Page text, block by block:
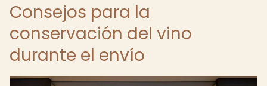
Consejos para la
conservación del vino
durante el envío